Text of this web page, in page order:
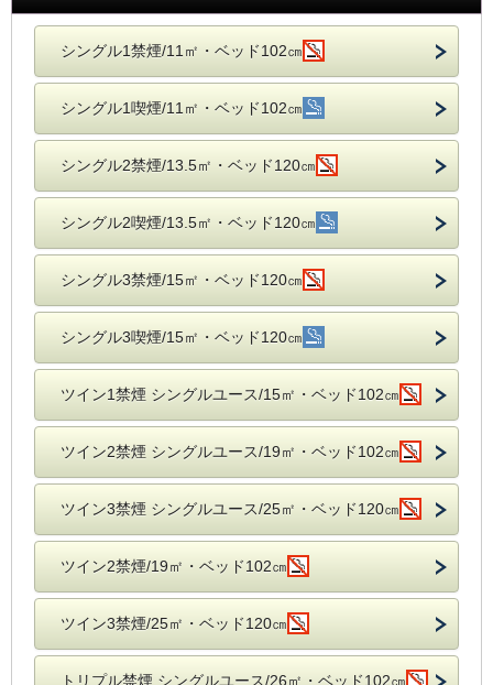
シングル1禁煙/11㎡・ベッド102㎝
シングル1喫煙/11㎡・ベッド102㎝
シングル2禁煙/13.5㎡・ベッド120㎝
シングル2喫煙/13.5㎡・ベッド120㎝
シングル3禁煙/15㎡・ベッド120㎝
シングル3喫煙/15㎡・ベッド120㎝
ツイン1禁煙 シングルユース/15㎡・ベッド102㎝
ツイン2禁煙 シングルユース/19㎡・ベッド102㎝
ツイン3禁煙 シングルユース/25㎡・ベッド120㎝
ツイン2禁煙/19㎡・ベッド102㎝
ツイン3禁煙/25㎡・ベッド120㎝
トリプル禁煙 シングルユース/26㎡・ベッド102㎝